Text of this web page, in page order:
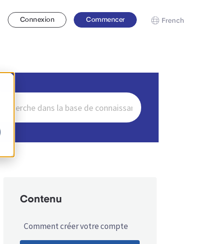
Connexion Commencer French
Contenu
Comment créer votre compte